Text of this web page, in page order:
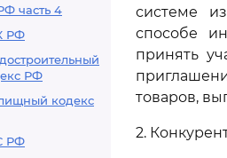
часть 4
РФ
РФ
кодекс
РФ
системе
способе
принять
товаров,
2.